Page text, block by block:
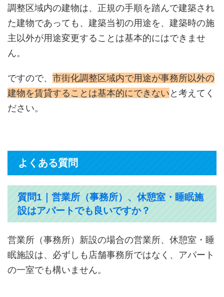
調整区域内の建物は、正規の手順を踏んで建築され
た建物であっても、建築当初の用途を、建築時の施
主以外が用途変更することは基本的にはできませ
ん。
ですので、 市街化調整区域内で用途が事務所以外の
建物を賃貸することは基本的にできないと考えてく
ださい。
よくある質問
質問1｜営業所（事務所）、休憩室・睡眠施
設はアパートでも良いですか？
営業所（事務所）新設の場合の営業所、休憩室・睡
眠施設は、必ずしも店舗事務所ではなく、アパート
の一室でも構いません。